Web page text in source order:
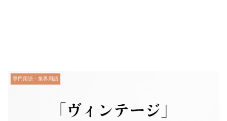
専門用語・業界用語